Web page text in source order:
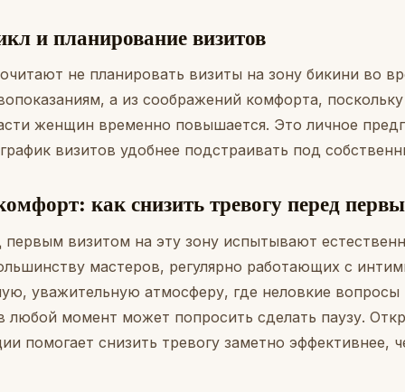
и планирование визитов
не планировать визиты на зону бикини во
а из соображений комфорта, поскольку
женщин временно повышается. Это личное
визитов удобнее подстраивать под
как снизить тревогу перед
визитом на эту зону испытывают
мастеров, регулярно работающих с
уважительную атмосферу, где неловкие
любой момент может попросить сделать паузу.
помогает снизить тревогу заметно эффективнее,